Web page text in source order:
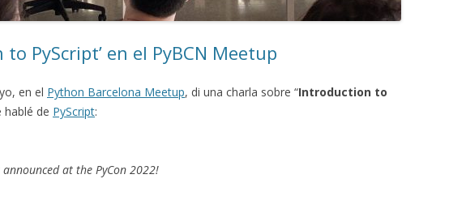
PyScript’ en el PyBCN Meetup
en el Python Barcelona Meetup, di una charla sobre “Introduction to
hablé de PyScript:
at the PyCon 2022!